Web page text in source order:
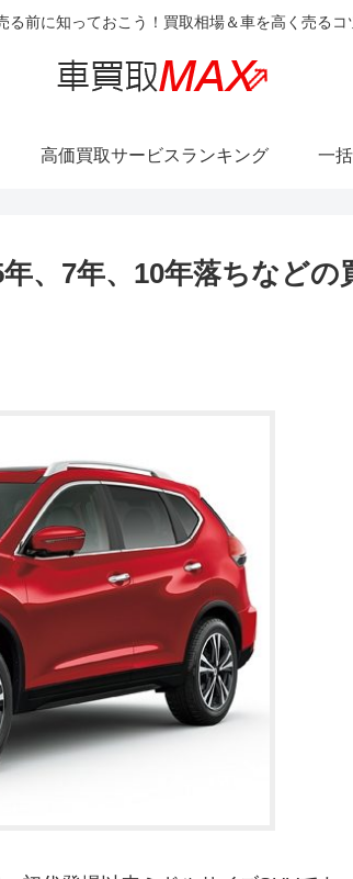
る前に知っておこう！買取相場＆車を高く売るコ
高価買取サービスランキング 一
、7年、10年落ちなどの